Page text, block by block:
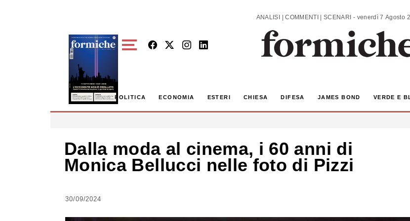
ANALISI | COMMENTI | SCENARI - venerdì 7
POLITICA ECONOMIA ESTERI CHIESA DIFESA JAMES BOND VERDE E
Dalla moda al cinema, i 60 anni di
Monica Bellucci nelle foto di Pizzi
30/09/2024